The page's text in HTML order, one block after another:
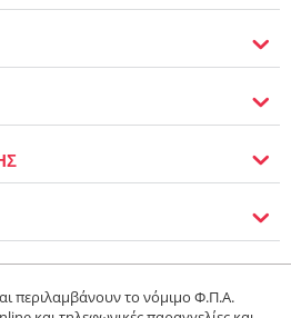
περιλαμβάνουν το νόμιμο Φ.Π.Α.